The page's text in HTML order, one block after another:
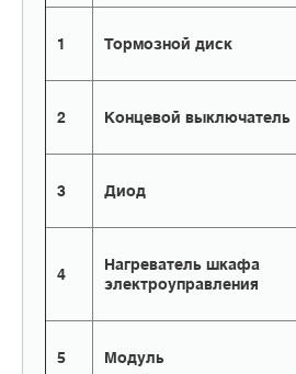
1 Тормозной диск
2 Концевой выключатель
3 Диод
4
Нагреватель шкафа
электроуправления
5 Модуль